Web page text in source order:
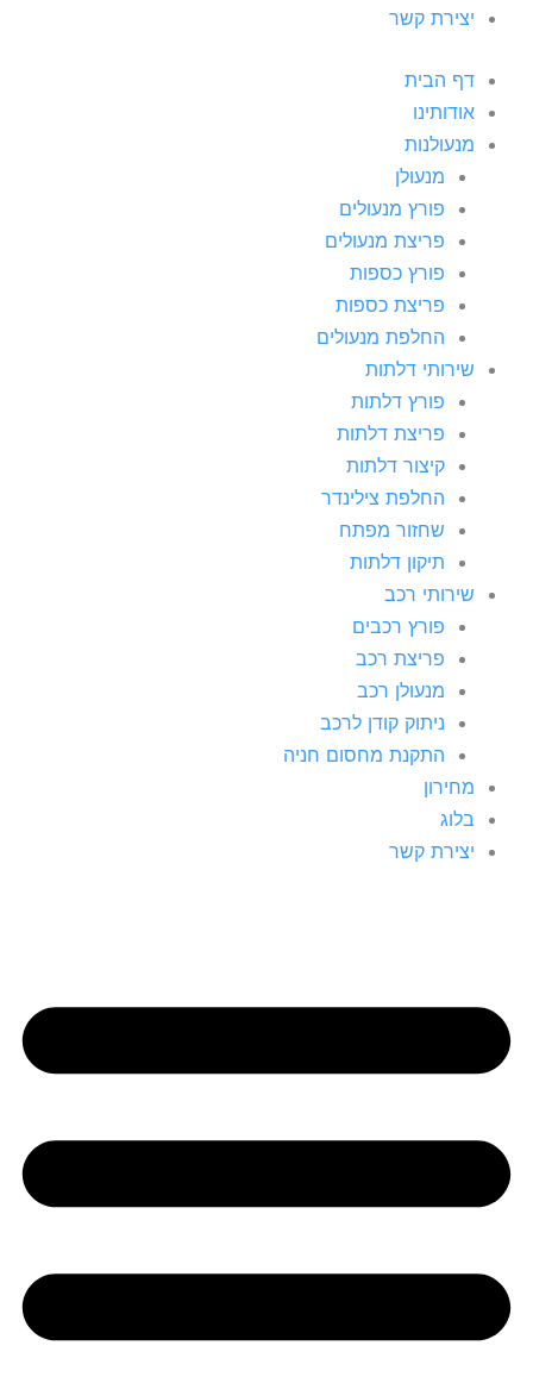
יצירת קשר
דף הבית
אודותינו
מנעולנות
מנעולן
פורץ מנעולים
פריצת מנעולים
פורץ כספות
פריצת כספות
החלפת מנעולים
שירותי דלתות
פורץ דלתות
פריצת דלתות
קיצור דלתות
החלפת צילינדר
שחזור מפתח
תיקון דלתות
שירותי רכב
פורץ רכבים
פריצת רכב
מנעולן רכב
ניתוק קודן לרכב
התקנת מחסום חניה
מחירון
בלוג
יצירת קשר